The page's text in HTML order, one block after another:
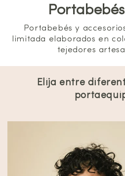
Portabebés y
limitada elaborados en
tejedores
Elija entre